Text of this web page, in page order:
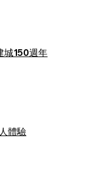
城150週年
體驗